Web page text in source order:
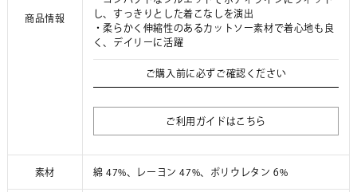
商品情報
し、すっきりとした着こなしを演出
・柔らかく伸縮性のあるカットソー素材で着心地も良
く、デイリーに活躍
ご購入前に必ずご確認ください
ご利用ガイドはこちら
素材 綿 47%、レーヨン 47%、ポリウレタン 6%